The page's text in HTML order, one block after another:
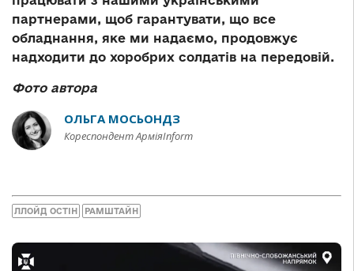
партнерами, щоб гарантувати, що все
обладнання, яке ми надаємо, продовжує
надходити до хоробрих солдатів на передовій.
Фото автора
ОЛЬГА МОСЬОНДЗ
Кореспондент АрміяInform
ЛЛОЙД ОСТІН РАМШТАЙН